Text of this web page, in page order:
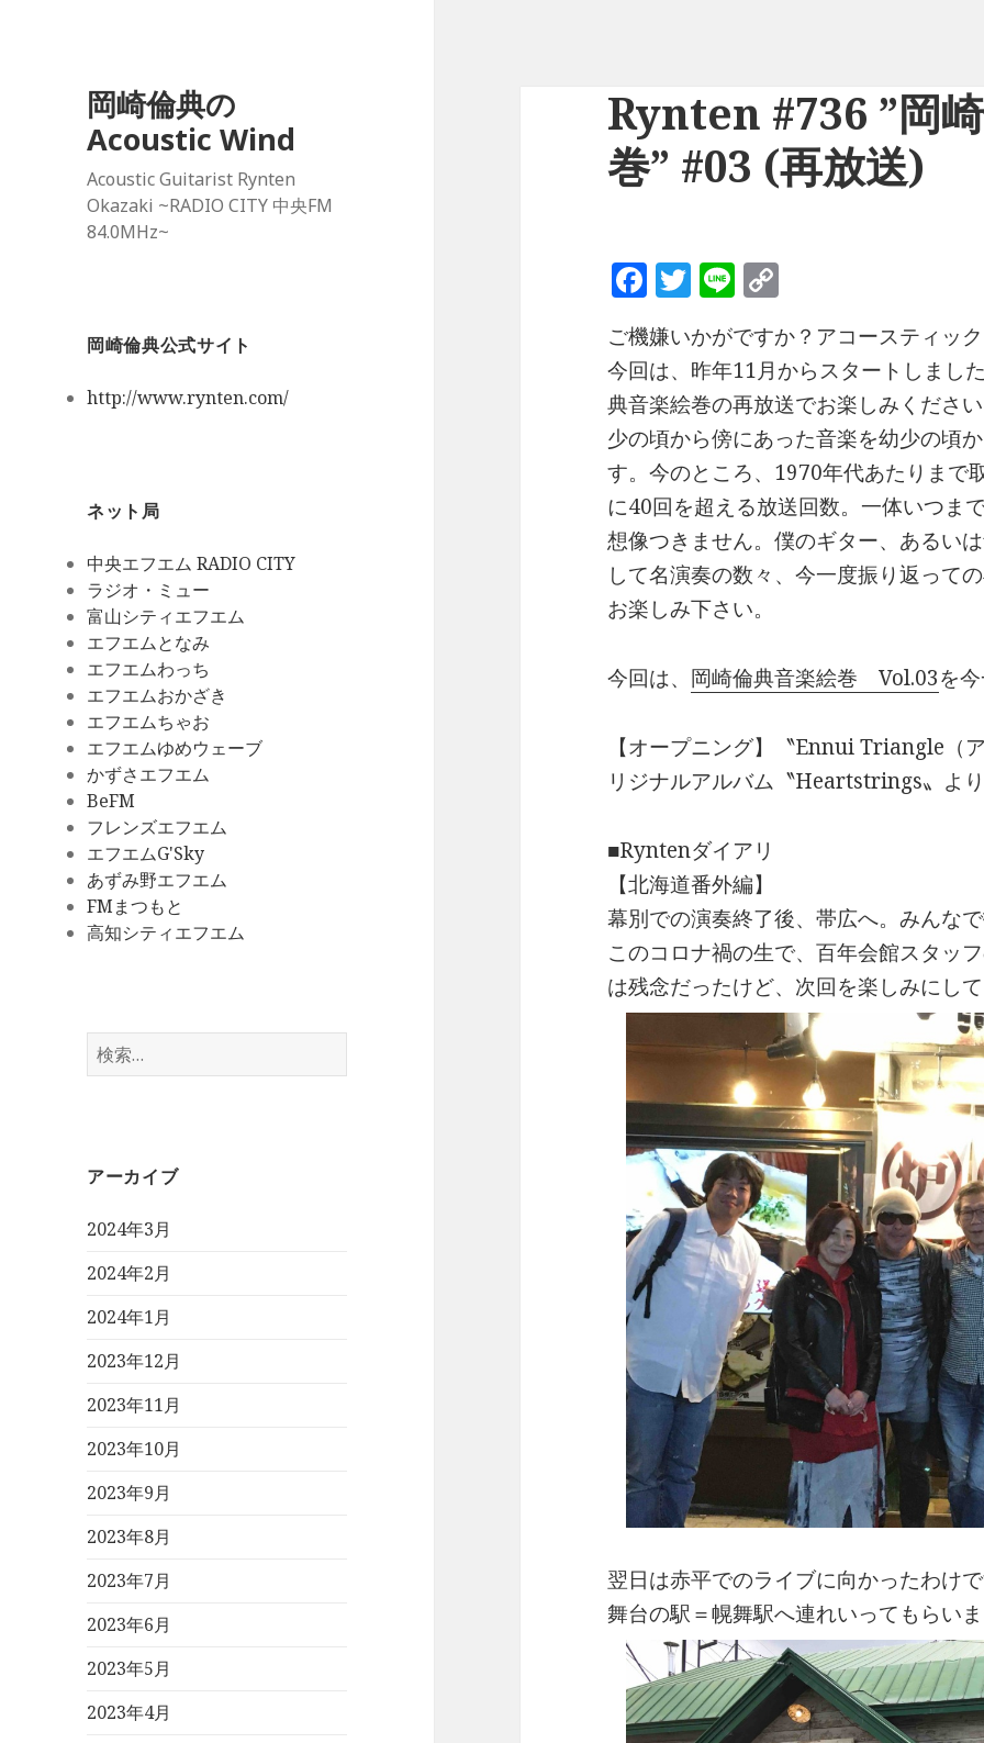
岡崎倫典の
Acoustic Wind
Acoustic Guitarist Rynten
Okazaki ~RADIO CITY 中央FM
84.0MHz~
岡崎倫典公式サイト
http://www.rynten.com/
ネット局
中央エフエム RADIO CITY
ラジオ・ミュー
富山シティエフエム
エフエムとなみ
エフエムわっち
エフエムおかざき
エフエムちゃお
エフエムゆめウェーブ
かずさエフエム
BeFM
フレンズエフエム
エフエムG'Sky
あずみ野エフエム
FMまつもと
高知シティエフエム
検
索:
アーカイブ
2024年3月
2024年2月
2024年1月
2023年12月
2023年11月
2023年10月
2023年9月
2023年8月
2023年7月
2023年6月
2023年5月
2023年4月
Rynten #736 ”岡
巻” #03 (再放送)
F
a
c
e
b
o
o
k
T
it
te
r
Li
e p
y
Li
n
k
ご機嫌いかがですか？アコースティッ
今回は、昨年11月からスタートしま
典音楽絵巻の再放送でお楽しみくださ
少の頃から傍にあった音楽を幼少の頃
す。今のところ、1970年代あたりまで
に40回を超える放送回数。一体いつま
想像つきません。僕のギター、あるい
して名演奏の数々、今一度振り返って
お楽しみ下さい。
今回は、 岡崎倫典音楽絵巻 Vol.03を
【オープニング】〝Ennui Triangle（
リジナルアルバム〝Heartstrings〟よ
■Ryntenダイアリ
【北海道番外編】
幕別での演奏終了後、帯広へ。みんな
このコロナ禍の生で、百年会館スタッ
は残念だったけど、次回を楽しみにし
翌日は赤平でのライブに向かったわけ
舞台の駅＝幌舞駅へ連れいってもらい